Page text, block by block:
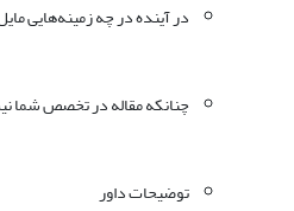
در آینده در چه زمینه‌هایی
چنانکه مقاله در تخصص شما
توضیحات داور